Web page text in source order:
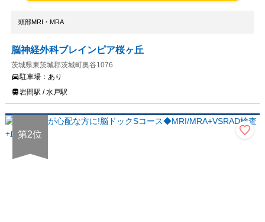
頭部MRI・MRA
脳神経外科ブレインピア桜ヶ丘
茨城県東茨城郡茨城町奥谷1076
駐車場： あり
岩間駅 / 水戸駅
第2位